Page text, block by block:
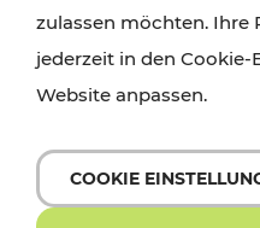
zulassen möchten. Ihre
jederzeit in den
Website anpassen.
COOKIE